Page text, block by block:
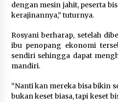
Timnas
Bangkit
Piala AFF
dengan mesin jahit, peserta
kerajinannya,” tuturnya.
Rosyani berharap, setelah
ibu penopang ekonomi
sendiri sehingga dapat
mandiri.
“Nanti kan mereka bisa bikin
bukan keset biasa, tapi keset